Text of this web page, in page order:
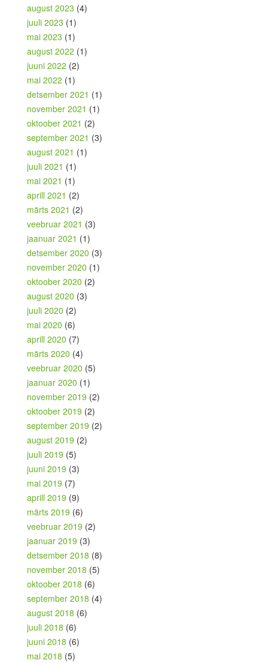
august 2023 (4)
juuli 2023 (1)
mai 2023 (1)
august 2022 (1)
juuni 2022 (2)
mai 2022 (1)
detsember 2021 (1)
november 2021 (1)
oktoober 2021 (2)
september 2021 (3)
august 2021 (1)
juuli 2021 (1)
mai 2021 (1)
aprill 2021 (2)
märts 2021 (2)
veebruar 2021 (3)
jaanuar 2021 (1)
detsember 2020 (3)
november 2020 (1)
oktoober 2020 (2)
august 2020 (3)
juuli 2020 (2)
mai 2020 (6)
aprill 2020 (7)
märts 2020 (4)
veebruar 2020 (5)
jaanuar 2020 (1)
november 2019 (2)
oktoober 2019 (2)
september 2019 (2)
august 2019 (2)
juuli 2019 (5)
juuni 2019 (3)
mai 2019 (7)
aprill 2019 (9)
märts 2019 (6)
veebruar 2019 (2)
jaanuar 2019 (3)
detsember 2018 (8)
november 2018 (5)
oktoober 2018 (6)
september 2018 (4)
august 2018 (6)
juuli 2018 (6)
juuni 2018 (6)
mai 2018 (5)